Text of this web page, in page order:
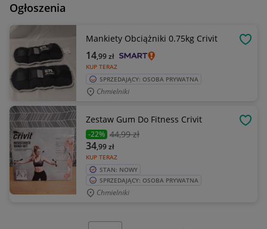
Ogłoszenia
Mankiety Obciążniki 0.75kg Crivit
KUP TERAZ
14,99zł
SPRZEDAJĄCY: OSOBA PRYWATNA
Chmielniki
Zestaw Gum Do Fitness Crivit
-22% 44,99 zł
KUP TERAZ
34,99zł
STAN: NOWY
SPRZEDAJĄCY: OSOBA PRYWATNA
Chmielniki